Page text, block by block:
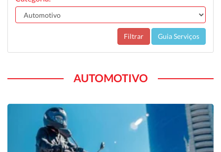
Filtrar Guia Serviços
AUTOMOTIVO